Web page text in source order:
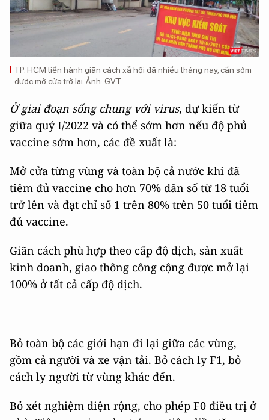
TP. HCM tiến hành giãn cách xẫ hội đã nhiều tháng nay, cần sớm
được mở cửa trở lại. Ảnh: GVT.
Ở giai đoạn sống chung với virus, dự kiến từ
giữa quý I/2022 và có thể sớm hơn nếu độ phủ
vaccine sớm hơn, các đề xuất là:
Mở cửa từng vùng và toàn bộ cả nước khi đã
tiêm đủ vaccine cho hơn 70% dân số từ 18 tuổi
trở lên và đạt chỉ số 1 trên 80% trên 50 tuổi tiêm
đủ vaccine.
Giãn cách phù hợp theo cấp độ dịch, sản xuất
kinh doanh, giao thông công cộng được mở lại
100% ở tất cả cấp độ dịch.
Bỏ toàn bộ các giới hạn đi lại giữa các vùng,
gồm cả người và xe vận tải. Bỏ cách ly F1, bỏ
cách ly người từ vùng khác đến.
Bỏ xét nghiệm diện rộng, cho phép F0 điều trị ở